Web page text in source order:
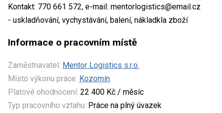
Kontakt: 770 661 572, e-mail: mentorlogistics@email.cz
- uskladňování, vychystávání, balení, nákladkla zboží
Informace o pracovním místě
Zaměstnavatel: Mentor Logistics s.r.o.
Místo výkonu práce: Kozomín
Platové ohodnocení: 22 400 Kč / měsíc
Typ pracovního vztahu: Práce na plný úvazek